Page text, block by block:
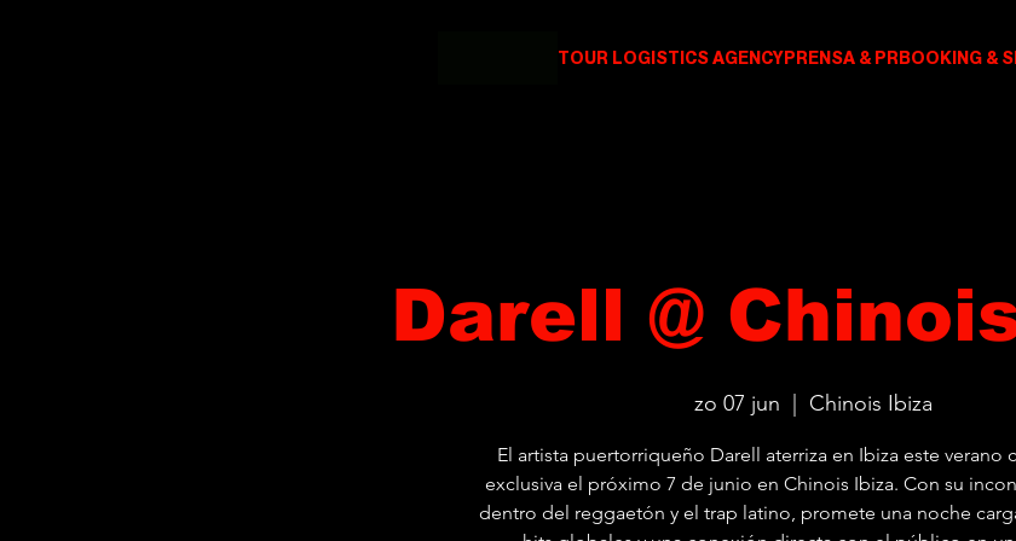
TOUR LOGISTICS AGENCYPRENSA & PRBOOKING &
Darell @
zo 07 jun Chinois Ibiza
El artista puertorriqueño Darell aterriza en Ibiza este verano
exclusiva el próximo 7 de junio en Chinois Ibiza. Con su
dentro del reggaetón y el trap latino, promete una noche